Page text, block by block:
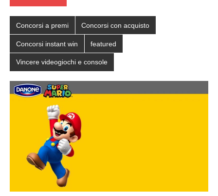
Concorsi a premi Concorsi con acquisto
Concorsi instant win featured
Vincere videogiochi e console